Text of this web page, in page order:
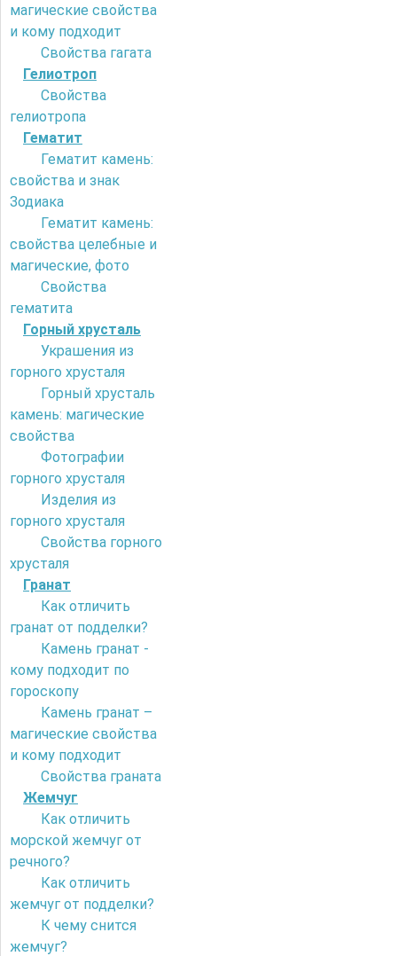
магические свойства
и кому подходит
Свойства гагата
Гелиотроп
Свойства
гелиотропа
Гематит
Гематит камень:
свойства и знак
Зодиака
Гематит камень:
свойства целебные и
магические, фото
Свойства
гематита
Горный хрусталь
Украшения из
горного хрусталя
Горный хрусталь
камень: магические
свойства
Фотографии
горного хрусталя
Изделия из
горного хрусталя
Свойства горного
хрусталя
Гранат
Как отличить
гранат от подделки?
Камень гранат -
кому подходит по
гороскопу
Камень гранат –
магические свойства
и кому подходит
Свойства граната
Жемчуг
Как отличить
морской жемчуг от
речного?
Как отличить
жемчуг от подделки?
К чему снится
жемчуг?